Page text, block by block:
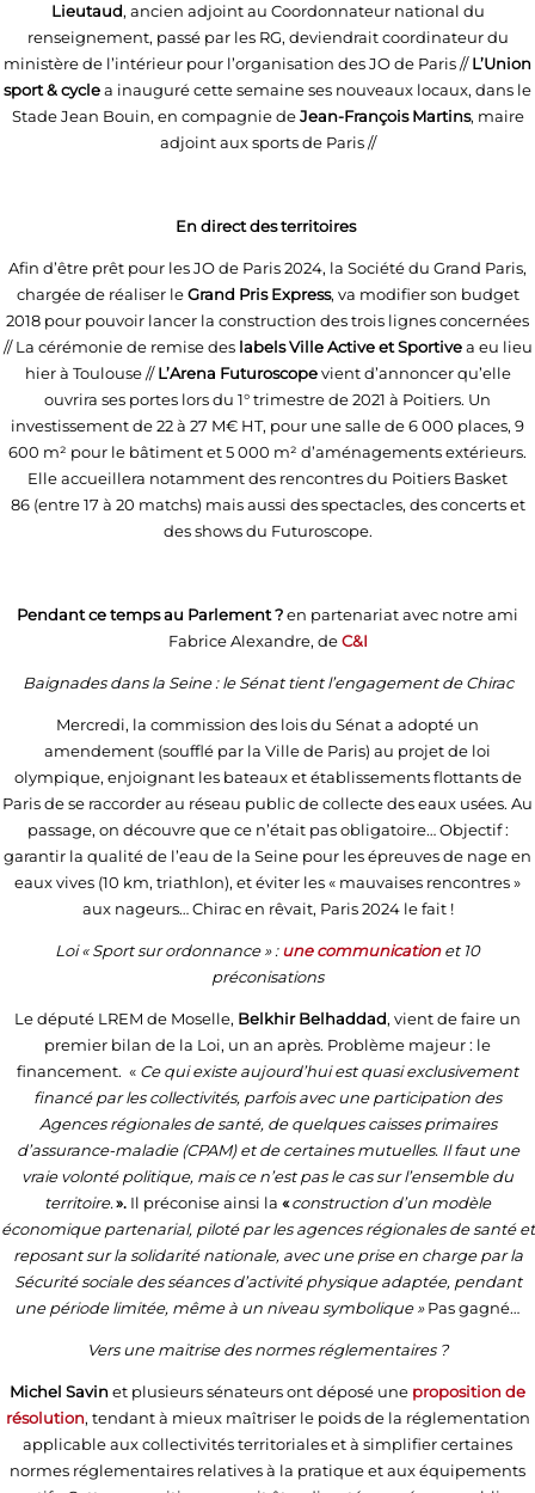
Lieutaud, ancien adjoint au Coordonnateur national du
renseignement, passé par les RG, deviendrait coordinateur du
ministère de l’intérieur pour l’organisation des JO de Paris //L’Union
sport & cyclea inauguré cette semaine ses nouveaux locaux, dans le
Stade Jean Bouin, en compagnie deJean-François Martins, maire
adjoint aux sports de Paris //
En direct des territoires
Afin d’être prêt pour les JO de Paris 2024, la Société du Grand Paris,
chargée de réaliser leGrand Pris Express, va modifier son budget
2018 pour pouvoir lancer la construction des trois lignes concernées
// La cérémonie de remise des labels Ville Active et Sportivea eu lieu
hier à Toulouse //L’Arena Futuroscopevient d’annoncer qu’elle
ouvrira ses portes lors du 1° trimestre de 2021 à Poitiers. Un
investissement de 22 à 27 M€ HT, pour une salle de 6 000 places, 9
600 m² pour le bâtiment et 5 000 m² d’aménagements extérieurs.
Elle accueillera notamment des rencontres du Poitiers Basket
86 (entre 17 à 20 matchs) mais aussi des spectacles, des concerts et
des shows du Futuroscope.
Pendant ce temps au Parlement ?en partenariat avec notre ami
Fabrice Alexandre, deC&I
Baignades dans la Seine : le Sénat tient l’engagement de Chirac
Mercredi, la commission des lois du Sénat a adopté un
amendement (soufflé par la Ville de Paris) au projet de loi
olympique, enjoignant les bateaux et établissements flottants de
Paris de se raccorder au réseau public de collecte des eaux usées. Au
passage, on découvre que ce n’était pas obligatoire… Objectif :
garantir la qualité de l’eau de la Seine pour les épreuves de nage en
eaux vives (10 km, triathlon), et éviter les « mauvaises rencontres »
aux nageurs… Chirac en rêvait, Paris 2024 le fait !
Loi « Sport sur ordonnance » :une communication et 10
préconisations
Le député LREM de Moselle, Belkhir Belhaddad, vient de faire un
premier bilan de la Loi, un an après. Problème majeur : le
financement. « Ce qui existe aujourd’hui est quasi exclusivement
financé par les collectivités, parfois avec une participation des
Agences régionales de santé, de quelques caisses primaires
d’assurance-maladie (CPAM) et de certaines mutuelles. Il faut une
vraie volonté politique, mais ce n’est pas le cas sur l’ensemble du
territoire.». Il préconise ainsi la «construction d’un modèle
économique partenarial, piloté par les agences régionales de santé et
reposant sur la solidarité nationale, avec une prise en charge par la
Sécurité sociale des séances d’activité physique adaptée, pendant
une période limitée, même à un niveau symbolique »Pas gagné…
Vers une maitrise des normes réglementaires ?
Michel Savinet plusieurs sénateurs ont déposé une proposition de
résolution, tendant à mieux maîtriser le poids de la réglementation
applicable aux collectivités territoriales et à simplifier certaines
normes réglementaires relatives à la pratique et aux équipements